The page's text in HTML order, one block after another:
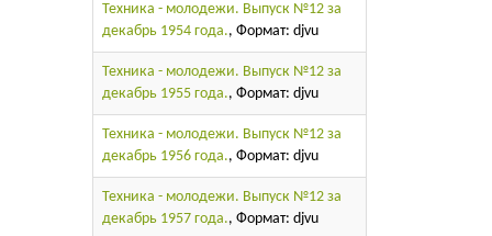
Техника - молодежи. Выпуск №12 за
декабрь 1954 года., Формат: djvu
Техника - молодежи. Выпуск №12 за
декабрь 1955 года., Формат: djvu
Техника - молодежи. Выпуск №12 за
декабрь 1956 года., Формат: djvu
Техника - молодежи. Выпуск №12 за
декабрь 1957 года., Формат: djvu